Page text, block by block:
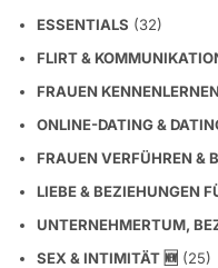
ESSENTIALS (32)
FLIRT &
FRAUEN KENNENLERNEN
ONLINE-DATING &
FRAUEN VERFÜHREN &
LIEBE & BEZIEHUNGEN
UNTERNEHMERTUM,
SEX & INTIMITÄT 🆕 (25)